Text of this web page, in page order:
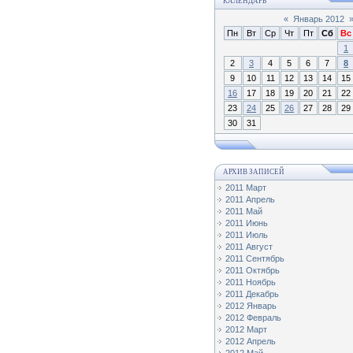
« Январь 2012 »
Пн
Вт Ср Чт Пт Сб
Вс
1
2
3 4 5 6 7
8
9
10 11 12 13 14
15
16
17 18 19 20 21
22
23
24 25 26 27 28
29
30
31
АРХИВ ЗАПИСЕЙ
2011 Март
2011 Апрель
2011 Май
2011 Июнь
2011 Июль
2011 Август
2011 Сентябрь
2011 Октябрь
2011 Ноябрь
2011 Декабрь
2012 Январь
2012 Февраль
2012 Март
2012 Апрель